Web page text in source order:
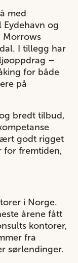
med
og
Morrows
I tillegg har
–
for både
på
bredt tilbud,
godt rigget
for fremtiden,
i Norge.
årene fått
kontorer,
fra
sørlendinger.